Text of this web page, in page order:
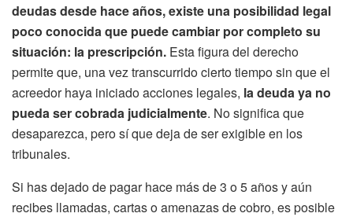
deudas desde hace años, existe una posibilidad legal
poco conocida que puede cambiar por completo su
situación: la prescripción. Esta figura del derecho
permite que, una vez transcurrido cierto tiempo sin que el
acreedor haya iniciado acciones legales, la deuda ya no
pueda ser cobrada judicialmente. No significa que
desaparezca, pero sí que deja de ser exigible en los
tribunales.
Si has dejado de pagar hace más de 3 o 5 años y aún
recibes llamadas, cartas o amenazas de cobro, es posible